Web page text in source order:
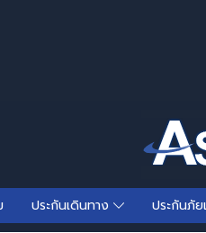
ประกันเดินทาง ประกันภั